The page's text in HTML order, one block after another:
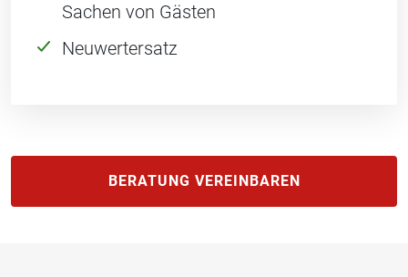
Sachen von Gästen
Neuwertersatz
BERATUNG VEREINBAREN